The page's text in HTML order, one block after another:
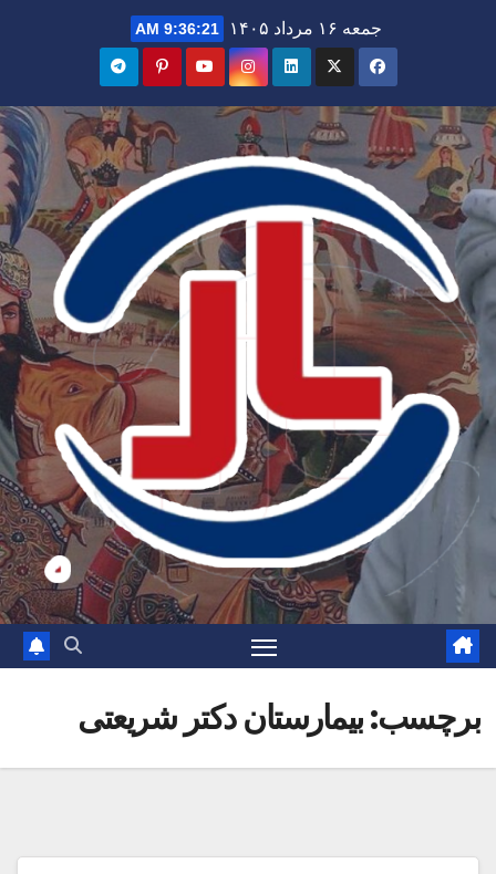
جمعه ۱۶ مرداد ۱۴۰۵ 9:36:21 AM
برچسب:بیمارستان دکتر شریعتی